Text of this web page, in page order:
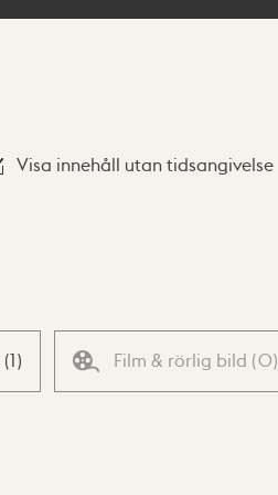
Visa innehåll utan tidsangivelse
(1) Film & rörlig bild (0)